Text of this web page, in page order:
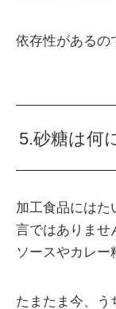
依存性があるの
5.砂糖は何
加工食品にはた
言ではありませ
ソースやカレー
たまたま今、う